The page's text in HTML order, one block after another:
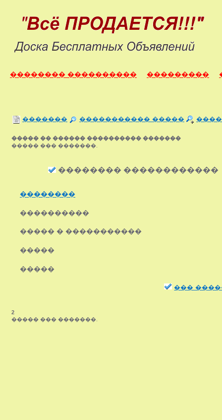
�������� ���������� ���������
������� ����������� �����
����� �� ������ ���������� �������
����� ��� �������.
�������� ������������
��������
����������
����� � �����������
�����
�����
���
2
����� ��� �������.